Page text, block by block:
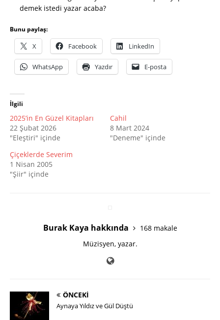
demek istedi yazar acaba?
Bunu paylaş:
X Facebook LinkedIn
WhatsApp Yazdır E-posta
İlgili
2025’in En Güzel Kitapları
22 Şubat 2026
"Eleştiri" içinde
Cahil
8 Mart 2024
"Deneme" içinde
Çiçeklerde Severim
1 Nisan 2005
"Şiir" içinde
Burak Kaya hakkında
168 makale
Müzisyen, yazar.
ÖNCEKI
Aynaya Yıldız ve Gül Düştü